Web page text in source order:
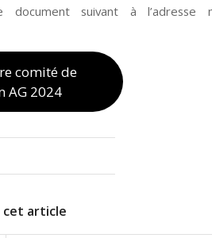
suivant à l’adresse
comité de
AG 2024
cet article